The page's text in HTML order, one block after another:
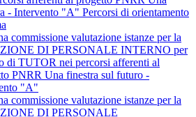
- Intervento "A" Percorsi di orientamento
commissione valutazione istanze per la
DI PERSONALE INTERNO per
di TUTOR nei percorsi afferenti al
PNRR Una finestra sul futuro -
"A"
commissione valutazione istanze per la
DI PERSONALE